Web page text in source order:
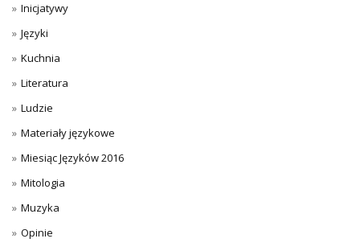
Inicjatywy
Języki
Kuchnia
Literatura
Ludzie
Materiały językowe
Miesiąc Języków 2016
Mitologia
Muzyka
Opinie